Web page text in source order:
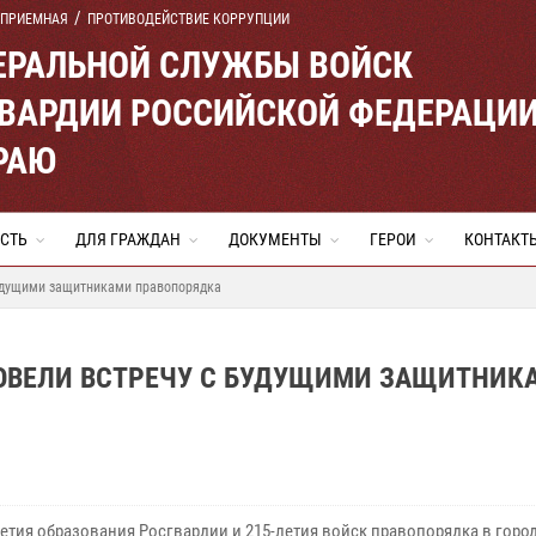
ПРОТИВОДЕЙСТВИЕ КОРРУПЦИИ
СЛУЖБЫ ВОЙСК
РОССИЙСКОЙ
ДЛЯ ГРАЖДАН ДОКУМЕНТЫ ГЕРОИ
защитниками правопорядка
ВСТРЕЧУ С БУДУЩИМИ
образования Росгвардии и 215-летия войск правопорядка в